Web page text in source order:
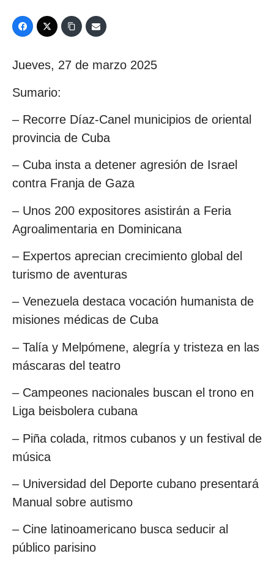
Jueves, 27 de marzo 2025
Sumario:
– Recorre Díaz-Canel municipios de oriental
provincia de Cuba
– Cuba insta a detener agresión de Israel
contra Franja de Gaza
– Unos 200 expositores asistirán a Feria
Agroalimentaria en Dominicana
– Expertos aprecian crecimiento global del
turismo de aventuras
– Venezuela destaca vocación humanista de
misiones médicas de Cuba
– Talía y Melpómene, alegría y tristeza en las
máscaras del teatro
– Campeones nacionales buscan el trono en
Liga beisbolera cubana
– Piña colada, ritmos cubanos y un festival de
música
– Universidad del Deporte cubano presentará
Manual sobre autismo
– Cine latinoamericano busca seducir al
público parisino